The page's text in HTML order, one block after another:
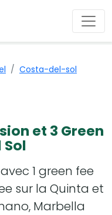
Costa-del-sol
et 3 Green
1 green fee
sur la Quinta et
Marbella